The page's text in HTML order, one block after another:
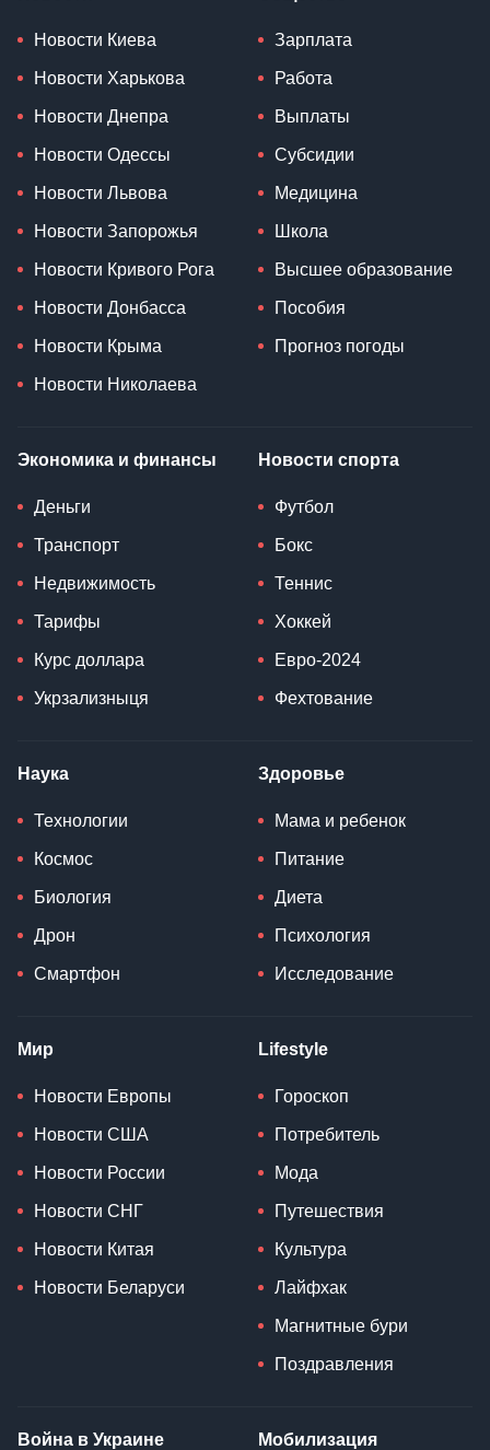
Новости Киева
Новости Харькова
Новости Днепра
Новости Одессы
Новости Львова
Новости Запорожья
Новости Кривого Рога
Новости Донбасса
Новости Крыма
Новости Николаева
Зарплата
Работа
Выплаты
Субсидии
Медицина
Школа
Высшее образование
Пособия
Прогноз погоды
Экономика и финансы
Деньги
Транспорт
Недвижимость
Тарифы
Курс доллара
Укрзализныця
Новости спорта
Футбол
Бокс
Теннис
Хоккей
Евро-2024
Фехтование
Наука
Технологии
Космос
Биология
Дрон
Смартфон
Здоровье
Мама и ребенок
Питание
Диета
Психология
Исследование
Мир
Новости Европы
Новости США
Новости России
Новости СНГ
Новости Китая
Новости Беларуси
Lifestyle
Гороскоп
Потребитель
Мода
Путешествия
Культура
Лайфхак
Магнитные бури
Поздравления
Война в Украине Мобилизация